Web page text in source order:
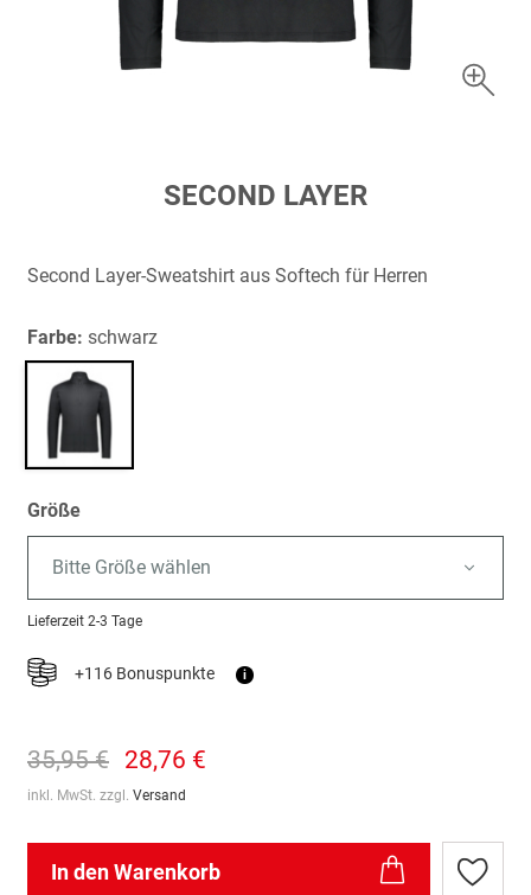
springen
SECOND LAYER
Second Layer-Sweatshirt aus Softech für Herren
Farbe: schwarz
Größe
Bitte Größe wählen
Lieferzeit 2-3 Tage
+116 Bonuspunkte i
35,95 € 28,76 €
inkl. MwSt. zzgl. Versand
In den Warenkorb
Zur